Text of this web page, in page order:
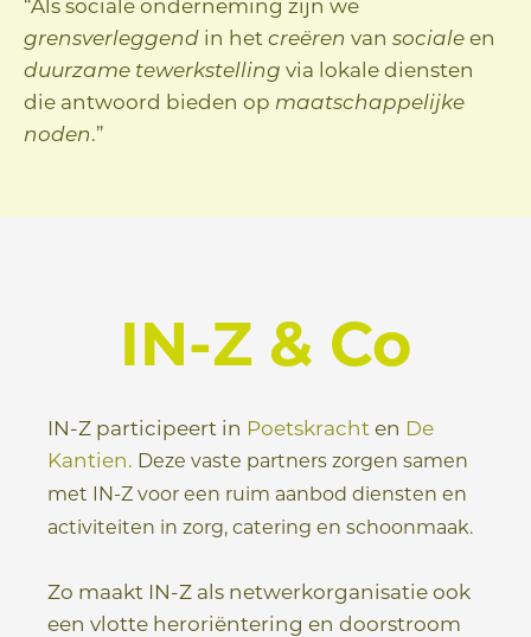
i
d
e
o
“Als sociale onderneming zijn we
grensverleggend in het creëren van sociale en
duurzame tewerkstelling via lokale diensten
die antwoord bieden op maatschappelijke
noden.”
IN-Z & Co
IN-Z participeert in Poetskracht en De
Kantien. Deze vaste partners zorgen samen
met IN-Z voor een ruim aanbod diensten en
activiteiten in zorg, catering en schoonmaak.
Zo maakt IN-Z als netwerkorganisatie ook
een vlotte heroriëntering en doorstroom